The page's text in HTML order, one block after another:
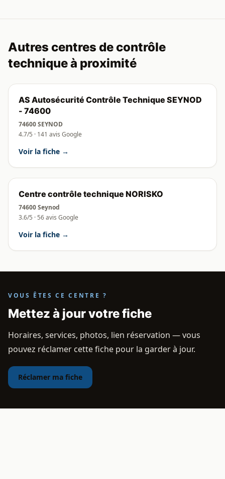
Autres centres de contrôle
technique à proximité
AS Autosécurité Contrôle Technique SEYNOD
- 74600
74600 SEYNOD
4.7/5 · 141 avis Google
Voir la fiche →
Centre contrôle technique NORISKO
74600 Seynod
3.6/5 · 56 avis Google
Voir la fiche →
VOUS ÊTES CE CENTRE ?
Mettez à jour votre fiche
Horaires, services, photos, lien réservation — vous
pouvez réclamer cette fiche pour la garder à jour.
Réclamer ma fiche